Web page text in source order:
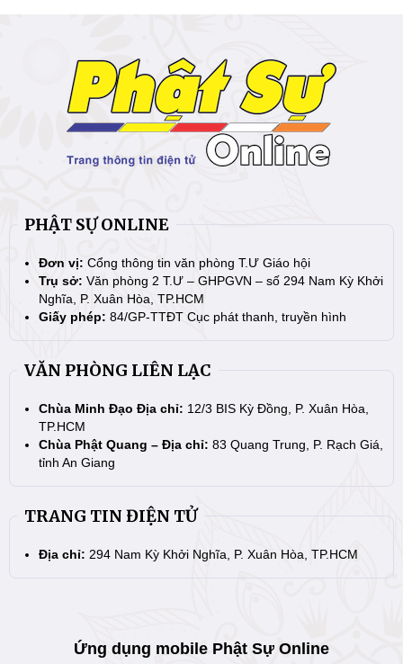
PHẬT SỰ ONLINE
Đơn vị: Cổng thông tin văn phòng T.Ư Giáo hội
Trụ sở: Văn phòng 2 T.Ư – GHPGVN – số 294 Nam Kỳ Khởi
Nghĩa, P. Xuân Hòa, TP.HCM
Giấy phép: 84/GP-TTĐT Cục phát thanh, truyền hình
VĂN PHÒNG LIÊN LẠC
Chùa Minh Đạo Địa chỉ: 12/3 BIS Kỳ Đồng, P. Xuân Hòa,
TP.HCM
Chùa Phật Quang – Địa chỉ: 83 Quang Trung, P. Rạch Giá,
tỉnh An Giang
TRANG TIN ĐIỆN TỬ
Địa chỉ: 294 Nam Kỳ Khởi Nghĩa, P. Xuân Hòa, TP.HCM
Ứng dụng mobile Phật Sự Online